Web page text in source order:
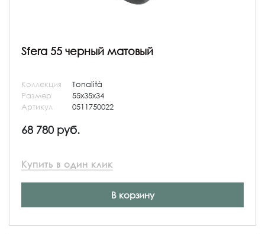
Sfera 55 черный матовый
Коллекция
Tonalità
Размер
55x35x34
Артикул
0511750022
68 780 руб.
Купить в один клик
В корзину